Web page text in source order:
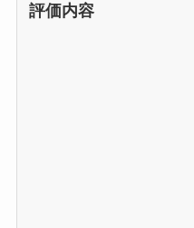
評価内容